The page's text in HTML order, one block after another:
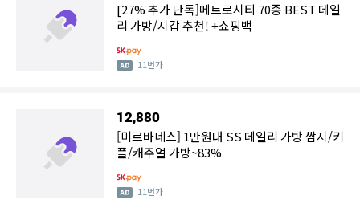
[27% 추가 단독]메트로시티 70종 BEST 데일
리 가방/지갑 추천! +쇼핑백
11번가
12,880
[미르바네스] 1만원대 SS 데일리 가방 쌈지/키
플/캐주얼 가방~83%
11번가